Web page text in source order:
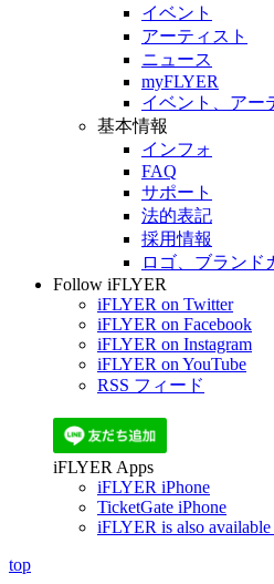
イベント
アーティスト
ニュース
myFLYER
イベント、アー
基本情報
インフォ
FAQ
サポート
法的表記
採用情報
ロゴ、ブランド
Follow iFLYER
iFLYER on Twitter
iFLYER on Facebook
iFLYER on Instagram
iFLYER on YouTube
RSS フィード
iFLYER Apps
iFLYER iPhone
TicketGate iPhone
iFLYER is also
top